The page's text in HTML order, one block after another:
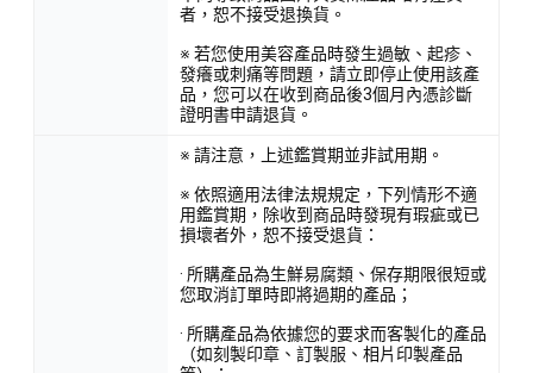
者，恕不接受退換貨。
※ 若您使用美容產品時發生過敏、起疹、
發癢或刺痛等問題，請立即停止使用該產
品，您可以在收到商品後3個月內憑診斷
證明書申請退貨。
※ 請注意，上述鑑賞期並非試用期。
※ 依照適用法律法規規定，下列情形不適
用鑑賞期，除收到商品時發現有瑕疵或已
損壞者外，恕不接受退貨：
· 所購產品為生鮮易腐類、保存期限很短或
您取消訂單時即將過期的產品；
· 所購產品為依據您的要求而客製化的產品
（如刻製印章、訂製服、相片印製產品